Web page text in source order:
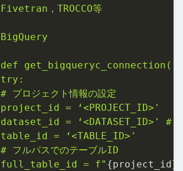
Fivetran，TROCCO等
BigQuery
def get_bigqueryc_connection():
try:
# プロジェクト情報の設定
project_id = ‘<PROJECT_ID>'
dataset_id = ‘<DATASET_ID>' #
table_id = ‘<TABLE_ID>'
# フルパスでのテーブルID
full_table_id = f"